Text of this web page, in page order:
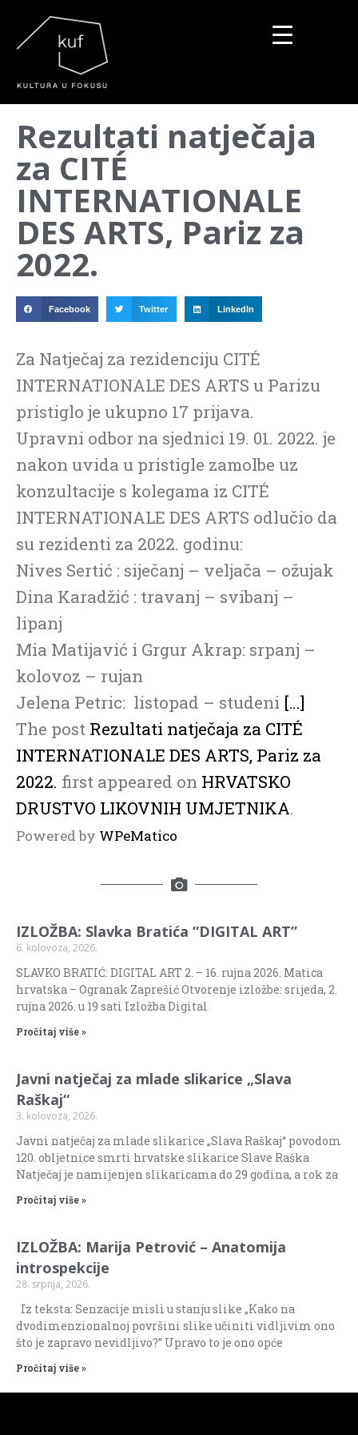
Rezultati natječaja
za CITÉ
INTERNATIONALE
DES ARTS, Pariz za
2022.
Facebook Twitter LinkedIn
Za Natječaj za rezidenciju CITÉ
INTERNATIONALE DES ARTS u Parizu
pristiglo je ukupno 17 prijava.
Upravni odbor na sjednici 19. 01. 2022. je
nakon uvida u pristigle zamolbe uz
konzultacije s kolegama iz CITÉ
INTERNATIONALE DES ARTS odlučio da
su rezidenti za 2022. godinu:
Nives Sertić : siječanj – veljača – ožujak
Dina Karadžić : travanj – svibanj –
lipanj
Mia Matijavić i Grgur Akrap: srpanj –
kolovoz – rujan
Jelena Petric: listopad – studeni […]
The post Rezultati natječaja za CITÉ
INTERNATIONALE DES ARTS, Pariz za
2022. first appeared on HRVATSKO
DRUSTVO LIKOVNIH UMJETNIKA.
Powered by WPeMatico
IZLOŽBA: Slavka Bratića “DIGITAL ART”
6. kolovoza, 2026.
SLAVKO BRATIĆ: DIGITAL ART 2. – 16. rujna 2026. Matica
hrvatska – Ogranak Zaprešić Otvorenje izložbe: srijeda, 2.
rujna 2026. u 19 sati Izložba Digital
Pročitaj više »
Javni natječaj za mlade slikarice „Slava
Raškaj“
3. kolovoza, 2026.
Javni natječaj za mlade slikarice „Slava Raškaj“ povodom
120. obljetnice smrti hrvatske slikarice Slave Raška
Natječaj je namijenjen slikaricama do 29 godina, a rok za
Pročitaj više »
IZLOŽBA: Marija Petrović – Anatomija
introspekcije
28. srpnja, 2026.
Iz teksta: Senzacije misli u stanju slike „Kako na
dvodimenzionalnoj površini slike učiniti vidljivim ono
što je zapravo nevidljivo?” Upravo to je ono opće
Pročitaj više »
▼
▼